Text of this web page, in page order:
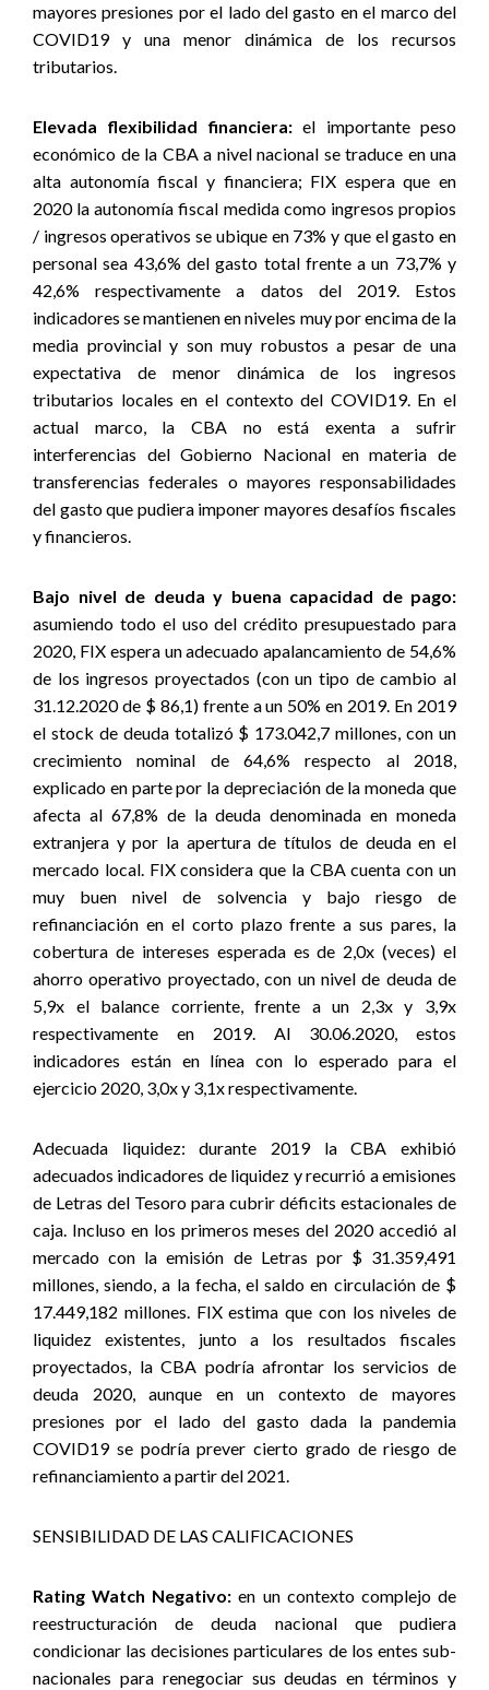
mayores presiones por el lado del gasto en el marco del
COVID19 y una menor dinámica de los recursos
tributarios.
Elevada flexibilidad financiera:el importante peso
económico de la CBA a nivel nacional se traduce en una
alta autonomía fiscal y financiera; FIX espera que en
2020 la autonomía fiscal medida como ingresos propios
/ ingresos operativos se ubique en 73% y que el gasto en
personal sea 43,6% del gasto total frente a un 73,7% y
42,6% respectivamente a datos del 2019. Estos
indicadores se mantienen en niveles muy por encima de la
media provincial y son muy robustos a pesar de una
expectativa de menor dinámica de los ingresos
tributarios locales en el contexto del COVID19. En el
actual marco, la CBA no está exenta a sufrir
interferencias del Gobierno Nacional en materia de
transferencias federales o mayores responsabilidades
del gasto que pudiera imponer mayores desafíos fiscales
y financieros.
Bajo nivel de deuda y buena capacidad de pago:
asumiendo todo el uso del crédito presupuestado para
2020, FIX espera un adecuado apalancamiento de 54,6%
de los ingresos proyectados (con un tipo de cambio al
31.12.2020 de $ 86,1) frente a un 50% en 2019. En 2019
el stock de deuda totalizó $ 173.042,7 millones, con un
crecimiento nominal de 64,6% respecto al 2018,
explicado en parte por la depreciación de la moneda que
afecta al 67,8% de la deuda denominada en moneda
extranjera y por la apertura de títulos de deuda en el
mercado local. FIX considera que la CBA cuenta con un
muy buen nivel de solvencia y bajo riesgo de
refinanciación en el corto plazo frente a sus pares, la
cobertura de intereses esperada es de 2,0x (veces) el
ahorro operativo proyectado, con un nivel de deuda de
5,9x el balance corriente, frente a un 2,3x y 3,9x
respectivamente en 2019. Al 30.06.2020, estos
indicadores están en línea con lo esperado para el
ejercicio 2020, 3,0x y 3,1x respectivamente.
Adecuada liquidez: durante 2019 la CBA exhibió
adecuados indicadores de liquidez y recurrió a emisiones
de Letras del Tesoro para cubrir déficits estacionales de
caja. Incluso en los primeros meses del 2020 accedió al
mercado con la emisión de Letras por $ 31.359,491
millones, siendo, a la fecha, el saldo en circulación de $
17.449,182 millones. FIX estima que con los niveles de
liquidez existentes, junto a los resultados fiscales
proyectados, la CBA podría afrontar los servicios de
deuda 2020, aunque en un contexto de mayores
presiones por el lado del gasto dada la pandemia
COVID19 se podría prever cierto grado de riesgo de
refinanciamiento a partir del 2021.
SENSIBILIDAD DE LAS CALIFICACIONES
Rating Watch Negativo: en un contexto complejo de
reestructuración de deuda nacional que pudiera
condicionar las decisiones particulares de los entes sub-
nacionales para renegociar sus deudas en términos y